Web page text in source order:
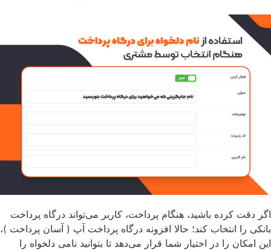
اگر دقت کرده باشید، هنگام پرداخت، کاربر می‌تواند درگاه پرداخت
بانکی را انتخاب کند؛ حالا افزونه درگاه پرداخت آپ ( آسان پرداخت )،
این امکان را در اختیار شما قرار می‌دهد تا بتوانید نامی دلخواه را